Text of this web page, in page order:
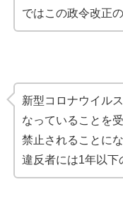
ではこの政令改正
新型コロナウイル
なっていることを
禁止されることにな
違反者には1年以下